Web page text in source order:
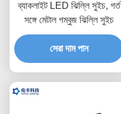
ব্যাকলাইট LED ঝিল্লি সুইচ, গর্ত
সঙ্গে মেটাল গম্বুজ ঝিল্লি সুইচ
সেরা দাম পান